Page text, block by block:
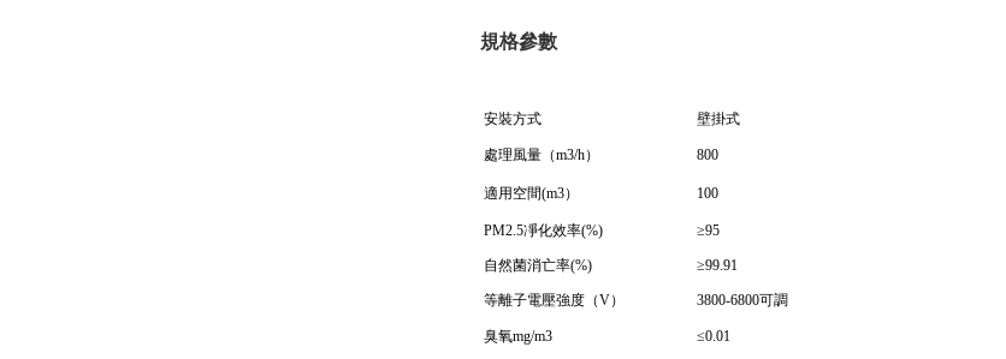
規格參數
安裝方式 壁掛式
處理風量（m3/h） 800
適用空間(m3） 100
PM2.5凈化效率(%) ≥95
自然菌消亡率(%) ≥99.91
等離子電壓強度（V） 3800-6800可調
臭氧mg/m3 ≤0.01